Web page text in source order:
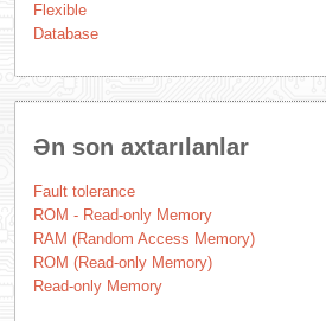
Flexible
Database
Ən son axtarılanlar
Fault tolerance
ROM - Read-only Memory
RAM (Random Access Memory)
ROM (Read-only Memory)
Read-only Memory